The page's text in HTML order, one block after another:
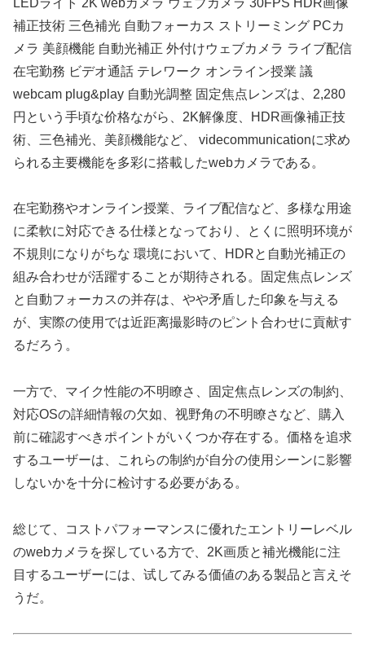
補正技術 三色補光 自動フォーカス ストリーミング PCカ
メラ 美顔機能 自動光補正 外付けウェブカメラ ライブ配信
在宅勤務 ビデオ通話 テレワーク オンライン授業 議
webcam plug&play 自動光調整 固定焦点レンズは、2,280
円という手頃な价格ながら、2K解像度、HDR画像補正技
術、三色補光、美顔機能など、 videcommunicationに求め
られる主要機能を多彩に搭載したwebカメラである。
在宅勤務やオンライン授業、ライブ配信など、多様な用途
に柔軟に対応できる仕様となっており、とくに照明环境が
不規則になりがちな 環境において、HDRと自動光補正の
組み合わせが活躍することが期待される。固定焦点レンズ
と自動フォーカスの并存は、やや矛盾した印象を与える
が、実際の使用では近距离撮影時のピント合わせに貢献す
るだろう。
一方で、マイク性能の不明瞭さ、固定焦点レンズの制約、
対応OSの詳細情報の欠如、视野角の不明瞭さなど、購入
前に確認すべきポイントがいくつか存在する。価格を追求
するユーザーは、これらの制約が自分の使用シーンに影響
しないかを十分に检讨する必要がある。
総じて、コストパフォーマンスに優れたエントリーレベル
のwebカメラを探している方で、2K画质と補光機能に注
目するユーザーには、试してみる価値のある製品と言えそ
うだ。